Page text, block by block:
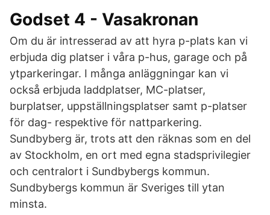
Godset 4 - Vasakronan
Om du är intresserad av att hyra p-plats kan vi
erbjuda dig platser i våra p-hus, garage och på
ytparkeringar. I många anläggningar kan vi
också erbjuda laddplatser, MC-platser,
burplatser, uppställningsplatser samt p-platser
för dag- respektive för nattparkering.
Sundbyberg är, trots att den räknas som en del
av Stockholm, en ort med egna stadsprivilegier
och centralort i Sundbybergs kommun.
Sundbybergs kommun är Sveriges till ytan
minsta.